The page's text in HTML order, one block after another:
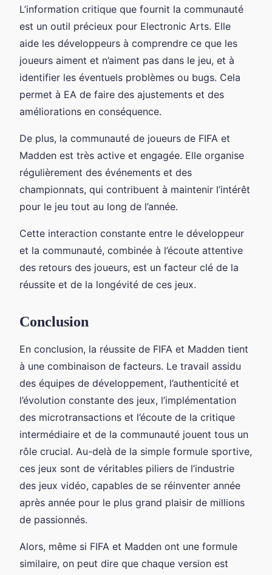
L’information critique que fournit la communauté
est un outil précieux pour Electronic Arts. Elle
aide les développeurs à comprendre ce que les
joueurs aiment et n’aiment pas dans le jeu, et à
identifier les éventuels problèmes ou bugs. Cela
permet à EA de faire des ajustements et des
améliorations en conséquence.
De plus, la communauté de joueurs de FIFA et
Madden est très active et engagée. Elle organise
régulièrement des événements et des
championnats, qui contribuent à maintenir l’intérêt
pour le jeu tout au long de l’année.
Cette interaction constante entre le développeur
et la communauté, combinée à l’écoute attentive
des retours des joueurs, est un facteur clé de la
réussite et de la longévité de ces jeux.
Conclusion
En conclusion, la réussite de FIFA et Madden tient
à une combinaison de facteurs. Le travail assidu
des équipes de développement, l’authenticité et
l’évolution constante des jeux, l’implémentation
des microtransactions et l’écoute de la critique
intermédiaire et de la communauté jouent tous un
rôle crucial. Au-delà de la simple formule sportive,
ces jeux sont de véritables piliers de l’industrie
des jeux vidéo, capables de se réinventer année
après année pour le plus grand plaisir de millions
de passionnés.
Alors, même si FIFA et Madden ont une formule
similaire, on peut dire que chaque version est